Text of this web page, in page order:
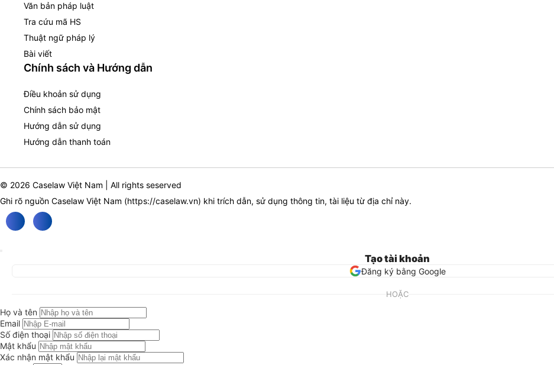
Văn bản pháp luật
Tra cứu mã HS
Thuật ngữ pháp lý
Bài viết
Chính sách và Hướng dẫn
Điều khoản sử dụng
Chính sách bảo mật
Hướng dẫn sử dụng
Hướng dẫn thanh toán
© 2026 Caselaw Việt Nam | All rights seserved
Ghi rõ nguồn Caselaw Việt Nam (https://caselaw.vn) khi trích dẫn, sử dụng thông tin, tài liệu từ địa chỉ này.
Tạo tài khoản
Đăng ký bằng Google
HOẶC
Họ và tên
Email
Số điện thoại
Mật khẩu
Xác nhận mật khẩu